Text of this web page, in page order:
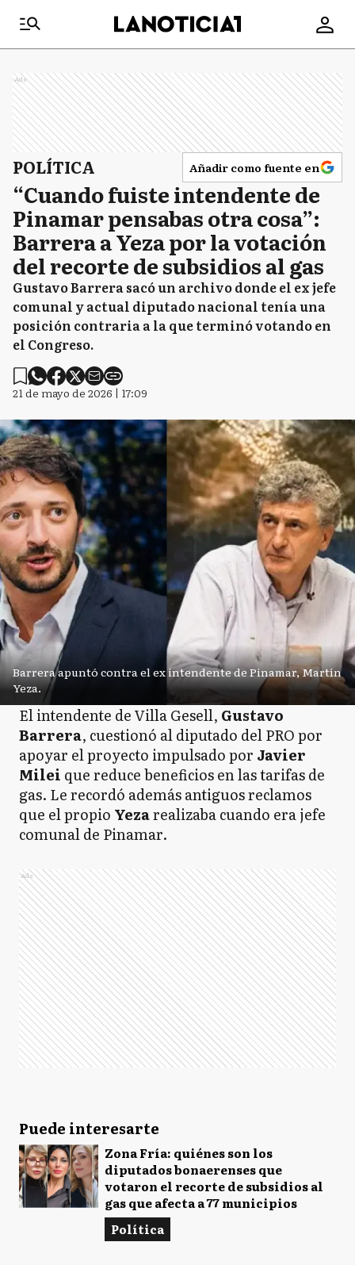
Ads
POLÍTICA Añadir como fuente en
“Cuando fuiste intendente de
Pinamar pensabas otra cosa”:
Barrera a Yeza por la votación
del recorte de subsidios al gas
Gustavo Barrera sacó un archivo donde el ex jefe
comunal y actual diputado nacional tenía una
posición contraria a la que terminó votando en
el Congreso.
21 de mayo de 2026 | 17:09
Barrera apuntó contra el ex intendente de Pinamar, Martín
Yeza.
El intendente de Villa Gesell, Gustavo
Barrera, cuestionó al diputado del PRO por
apoyar el proyecto impulsado por Javier
Milei que reduce beneficios en las tarifas de
gas. Le recordó además antiguos reclamos
que el propio Yezarealizaba cuando era jefe
comunal de Pinamar.
Ads
Puede interesarte
Zona Fría: quiénes son los
diputados bonaerenses que
votaron el recorte de subsidios al
gas que afecta a 77 municipios
Política